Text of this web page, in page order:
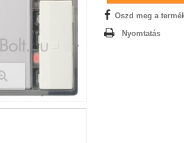
Oszd meg a
Nyomtatás